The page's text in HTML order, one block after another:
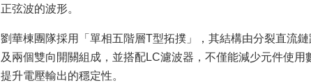
正弦波的波形。
劉華棟團隊採用「單相五階層T型拓撲」，其結構由分裂直流
及兩個雙向開關組成，並搭配LC濾波器，不僅能減少元件使
提升電壓輸出的穩定性。